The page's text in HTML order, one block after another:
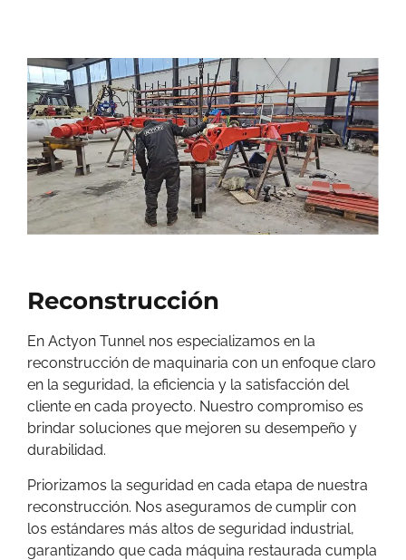
Reconstrucción
En Actyon Tunnel nos especializamos en la
reconstrucción de maquinaria con un enfoque claro
en la seguridad, la eficiencia y la satisfacción del
cliente en cada proyecto. Nuestro compromiso es
brindar soluciones que mejoren su desempeño y
durabilidad.
Priorizamos la seguridad en cada etapa de nuestra
reconstrucción. Nos aseguramos de cumplir con
los estándares más altos de seguridad industrial,
garantizando que cada máquina restaurada cumpla